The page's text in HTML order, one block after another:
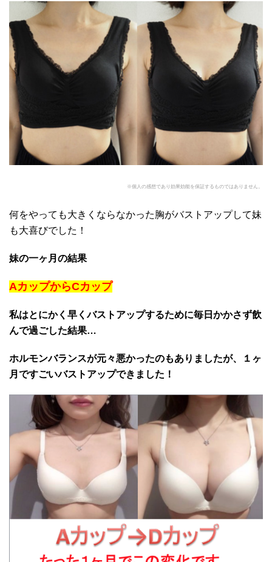
※個人の感想であり効果効能を保証するものではありません。
何をやっても大きくならなかった胸がバストアップして妹
も大喜びでした！
妹の一ヶ月の結果
AカップからCカップ
私はとにかく早くバストアップするために毎日かかさず飲
んで過ごした結果…
ホルモンバランスが元々悪かったのもありましたが、１ヶ
月ですごいバストアップできました！